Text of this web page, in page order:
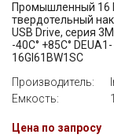
Промышленный 16
твердотельный
USB Drive, серия
-40C° +85C° DEUA1-
16GI61BW1SC
Производитель:
Емкость:
Цена по запросу